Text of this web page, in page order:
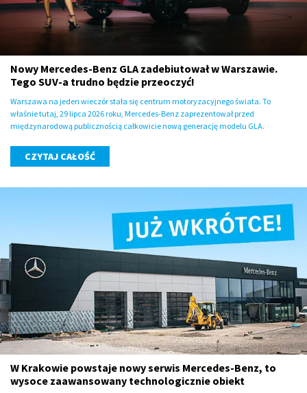
Nowy Mercedes-Benz GLA zadebiutował w Warszawie.
Tego SUV-a trudno będzie przeoczyć!
Warszawa na jeden wieczór stała się centrum motoryzacyjnego świata. To
właśnie tutaj, 29 lipca 2026 roku, Mercedes-Benz zaprezentował przed
międzynarodową publicznością całkowicie nową generację modelu GLA.
CZYTAJ CAŁOŚĆ
W Krakowie powstaje nowy serwis Mercedes-Benz, to
wysoce zaawansowany technologicznie obiekt